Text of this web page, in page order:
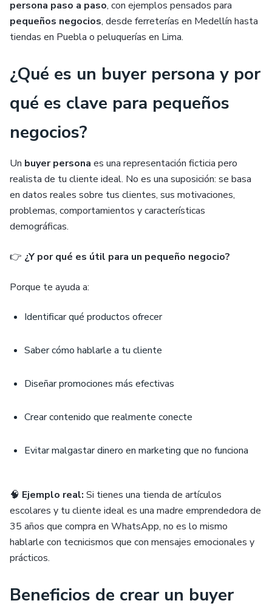
persona paso a paso, con ejemplos pensados para
pequeños negocios, desde ferreterías en Medellín hasta
tiendas en Puebla o peluquerías en Lima.
¿Qué es un buyer persona y por
qué es clave para pequeños
negocios?
Un buyer persona es una representación ficticia pero
realista de tu cliente ideal. No es una suposición: se basa
en datos reales sobre tus clientes, sus motivaciones,
problemas, comportamientos y características
demográficas.
👉 ¿Y por qué es útil para un pequeño negocio?
Porque te ayuda a:
Identificar qué productos ofrecer
Saber cómo hablarle a tu cliente
Diseñar promociones más efectivas
Crear contenido que realmente conecte
Evitar malgastar dinero en marketing que no funciona
🧠 Ejemplo real: Si tienes una tienda de artículos
escolares y tu cliente ideal es una madre emprendedora de
35 años que compra en WhatsApp, no es lo mismo
hablarle con tecnicismos que con mensajes emocionales y
prácticos.
Beneficios de crear un buyer